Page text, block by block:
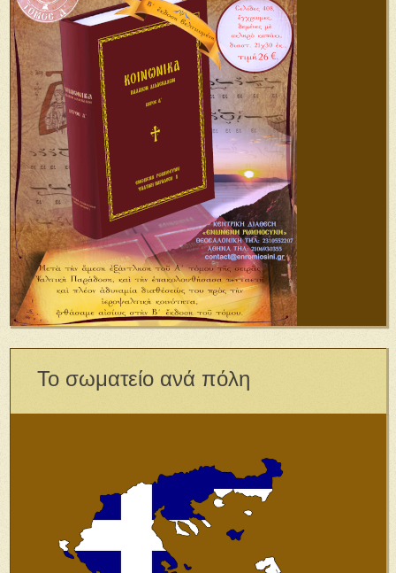
Το σωματείο ανά πόλη